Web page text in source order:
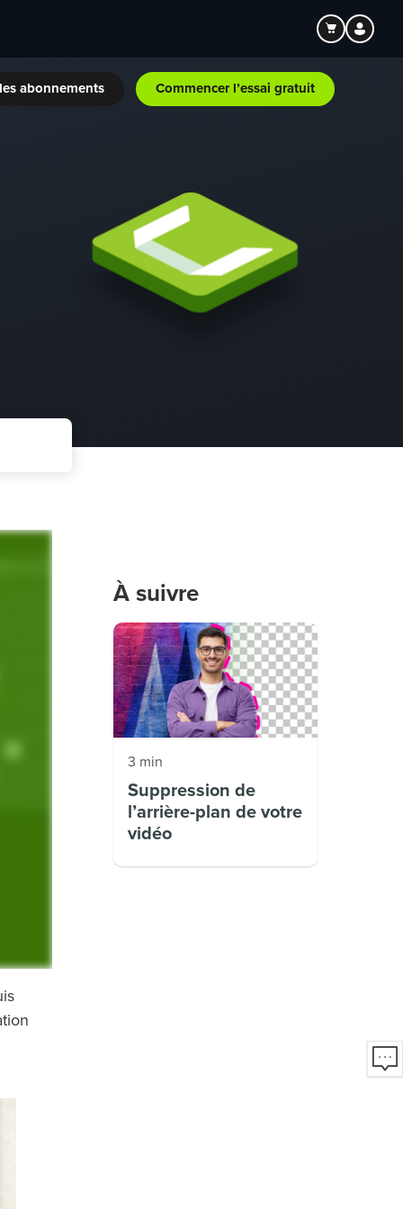
abonnements Commencer l’essai gratuit
À suivre
3 min
Suppression de
l’arrière-plan de votre
vidéo